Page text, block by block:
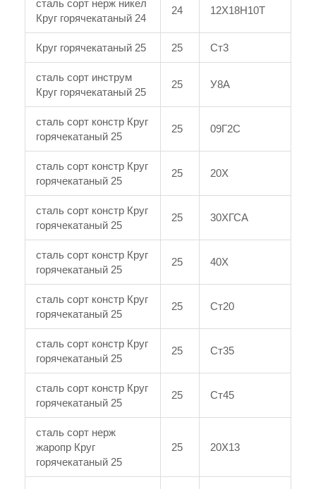
сталь сорт нерж никел
Круг горячекатаный 24
24 12Х18Н10Т
Круг горячекатаный 25 25 Ст3
сталь сорт инструм
Круг горячекатаный 25
25 У8А
сталь сорт констр Круг
горячекатаный 25
25 09Г2С
сталь сорт констр Круг
горячекатаный 25
25 20Х
сталь сорт констр Круг
горячекатаный 25
25 30ХГСА
сталь сорт констр Круг
горячекатаный 25
25 40Х
сталь сорт констр Круг
горячекатаный 25
25 Ст20
сталь сорт констр Круг
горячекатаный 25
25 Ст35
сталь сорт констр Круг
горячекатаный 25
25 Ст45
сталь сорт нерж
жаропр Круг
горячекатаный 25
25 20Х13